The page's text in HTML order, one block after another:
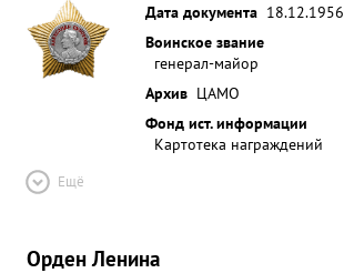
Дата документа 18.12.1956
Воинское звание
генерал-майор
Архив ЦАМО
Фонд ист. информации
Картотека награждений
Ещё
Орден Ленина